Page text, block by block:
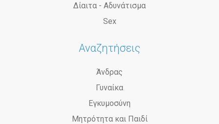
Δίαιτα - Αδυνάτισμα
Sex
Αναζητήσεις
Άνδρας
Γυναίκα
Εγκυμοσύνη
Μητρότητα και Παιδί